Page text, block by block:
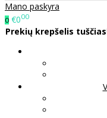
Mano paskyra
0 €000
Prekių krepšelis